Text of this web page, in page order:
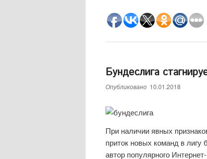
Бундеслига
Опубликовано 10.01.2018
При наличии явных
приток новых команд в
автор популярного